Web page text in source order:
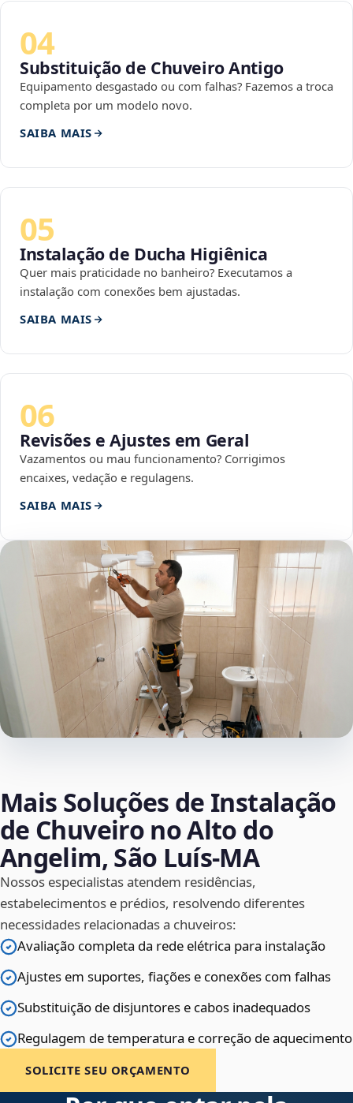
04
Substituição de Chuveiro Antigo
Equipamento desgastado ou com falhas? Fazemos a troca
completa por um modelo novo.
SAIBA MAIS
05
Instalação de Ducha Higiênica
Quer mais praticidade no banheiro? Executamos a
instalação com conexões bem ajustadas.
SAIBA MAIS
06
Revisões e Ajustes em Geral
Vazamentos ou mau funcionamento? Corrigimos
encaixes, vedação e regulagens.
SAIBA MAIS
Mais Soluções de Instalação
de Chuveiro no Alto do
Angelim, São Luís‑MA
Nossos especialistas atendem residências,
estabelecimentos e prédios, resolvendo diferentes
necessidades relacionadas a chuveiros:
Avaliação completa da rede elétrica para instalação
Ajustes em suportes, fiações e conexões com falhas
Substituição de disjuntores e cabos inadequados
Regulagem de temperatura e correção de aquecimento
SOLICITE SEU ORÇAMENTO